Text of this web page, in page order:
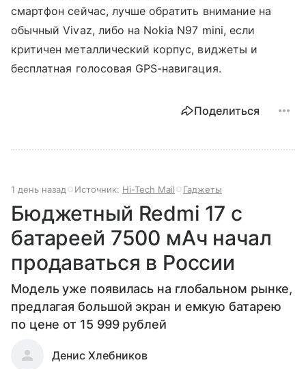
смартфон сейчас, лучше обратить внимание на
обычныйVivaz, либо на Nokia N97 mini, если
критичен металлический корпус, виджеты и
бесплатная голосовая GPS-навигация.
Поделиться
1 день назад Источник: Hi-Tech Mail Гаджеты
Бюджетный Redmi 17 с
батареей 7500 мАч начал
продаваться в России
Модель уже появилась на глобальном рынке,
предлагая большой экран и емкую батарею
по цене от 15 999 рублей
Денис Хлебников